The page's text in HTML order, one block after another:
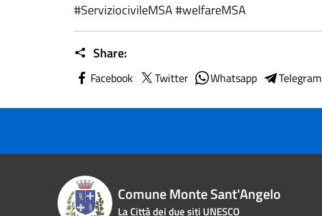
#ServiziocivileMSA #welfareMSA
Share:
Facebook Twitter Whatsapp Telegram
Comune Monte Sant'Angelo
La Città dei due siti UNESCO